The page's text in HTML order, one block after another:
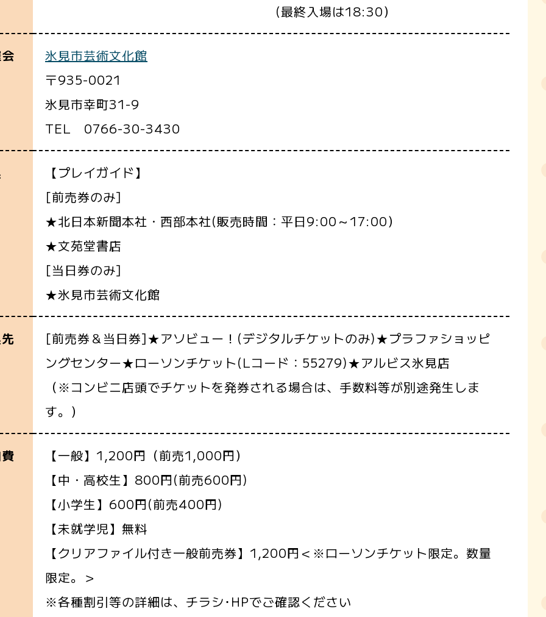
(最終入場は18:30）
氷見市芸術文化館
〒935-0021
氷見市幸町31-9
TEL 0766-30-3430
【プレイガイド】
[前売券のみ]
★北日本新聞本社・西部本社(販売時間：平日9:00～17:00）
★文苑堂書店
[当日券のみ]
★氷見市芸術文化館
[前売券＆当日券]★アソビュー！(デジタルチケットのみ)★プラファショッピ
ングセンター★ローソンチケット(Lコード：55279)★アルビス氷見店
（※コンビニ店頭でチケットを発券される場合は、手数料等が別途発生しま
す。）
【一般】1,200円（前売1,000円）
【中・高校生】800円(前売600円)
【小学生】600円(前売400円)
【未就学児】無料
【クリアファイル付き一般前売券】1,200円＜※ローソンチケット限定。数量
限定。＞
※各種割引等の詳細は、チラシ･HPでご確認ください